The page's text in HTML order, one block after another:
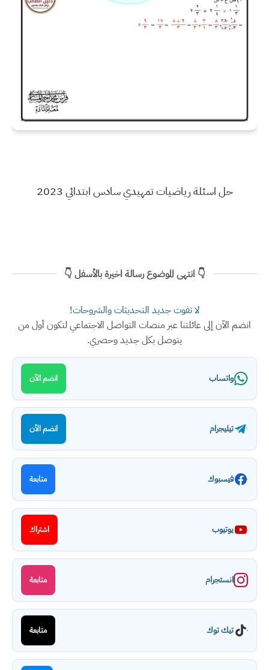
حل اسئلة رياضيات تمهيدي سادس ابتدائي 2023
👇 انتهى الموضوع رسالة اخيرة بالأسفل 👇
لا تفوت جديد التحديثات والشروحات!
انضم الآن إلى عائلتنا عبر منصات التواصل الاجتماعي لتكون أول من
يتوصل بكل جديد وحصري.
واتساب انضم الآن
تيليجرام انضم الآن
فيسبوك متابعة
يوتيوب اشتراك
انستجرام متابعة
تيك توك متابعة